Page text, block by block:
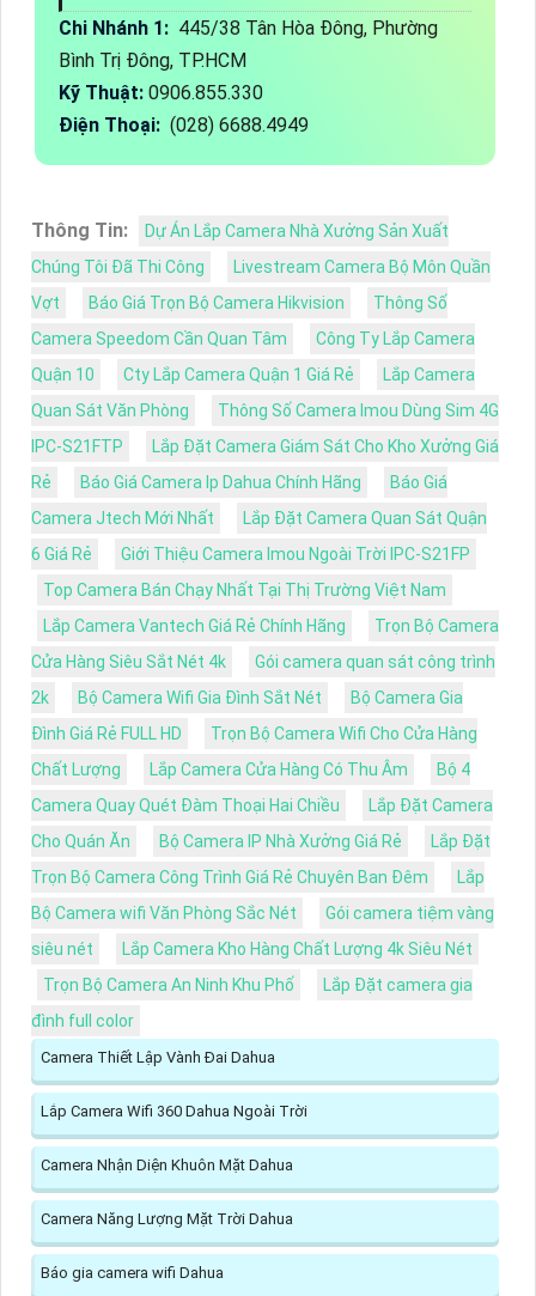
Chi Nhánh 1: 445/38 Tân Hòa Đông, Phường
Bình Trị Đông, TP.HCM
Kỹ Thuật: 0906.855.330
Điện Thoại: (028) 6688.4949
Thông Tin:
Dự Án Lắp Camera Nhà Xưởng Sản Xuất
Chúng Tôi Đã Thi Công
Livestream Camera Bộ Môn Quần
Vợt
Báo Giá Trọn Bộ Camera Hikvision
Thông Số
Camera Speedom Cần Quan Tâm
Công Ty Lắp Camera
Quận 10
Cty Lắp Camera Quận 1 Giá Rẻ
Lắp Camera
Quan Sát Văn Phòng
Thông Số Camera Imou Dùng Sim 4G
IPC-S21FTP
Lắp Đặt Camera Giám Sát Cho Kho Xưởng Giá
Rẻ
Báo Giá Camera Ip Dahua Chính Hãng
Báo Giá
Camera Jtech Mới Nhất
Lắp Đặt Camera Quan Sát Quận
6 Giá Rẻ
Giới Thiệu Camera Imou Ngoài Trời IPC-S21FP
Top Camera Bán Chạy Nhất Tại Thị Trường Việt Nam
Lắp Camera Vantech Giá Rẻ Chính Hãng
Trọn Bộ Camera
Cửa Hàng Siêu Sắt Nét 4k
Gói camera quan sát công trình
2k
Bộ Camera Wifi Gia Đình Sắt Nét
Bộ Camera Gia
Đình Giá Rẻ FULL HD
Trọn Bộ Camera Wifi Cho Cửa Hàng
Chất Lượng
Lắp Camera Cửa Hàng Có Thu Âm
Bộ 4
Camera Quay Quét Đàm Thoại Hai Chiều
Lắp Đặt Camera
Cho Quán Ăn
Bộ Camera IP Nhà Xưởng Giá Rẻ
Lắp Đặt
Trọn Bộ Camera Công Trình Giá Rẻ Chuyên Ban Đêm
Lắp
Bộ Camera wifi Văn Phòng Sắc Nét
Gói camera tiệm vàng
siêu nét
Lắp Camera Kho Hàng Chất Lượng 4k Siêu Nét
Trọn Bộ Camera An Ninh Khu Phố
Lắp Đặt camera gia
đình full color
Camera Thiết Lập Vành Đai Dahua
Lắp Camera Wifi 360 Dahua Ngoài Trời
Camera Nhận Diện Khuôn Mặt Dahua
Camera Năng Lượng Mặt Trời Dahua
Báo gia camera wifi Dahua